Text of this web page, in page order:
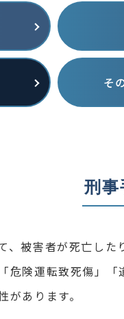
そ
刑事
、被害者が死亡し
危険運転致死傷」「
があります。